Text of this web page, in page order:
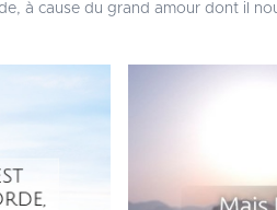
à cause du grand amour dont il